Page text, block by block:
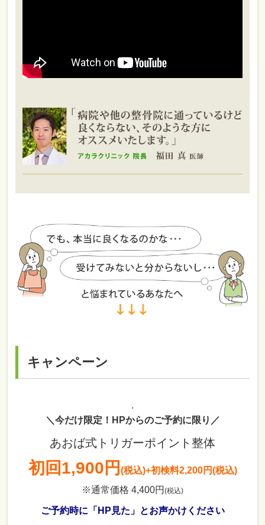
キャンペーン
.
＼今だけ限定！HPからのご予約に限り／
あおば式トリガーポイント整体
初回1,900円 (税込)+初検料2,200円(税込)
※通常価格 4,400円 (税込)
ご予約時に「HP見た」とお声かけください